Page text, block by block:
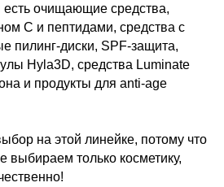
есть очищающие средства,
C и пептидами, средства с
пилинг-диски, SPF-защита,
Hyla3D, средства Luminate
и продукты для anti-age
на этой линейке, потому что
выбираем только косметику,